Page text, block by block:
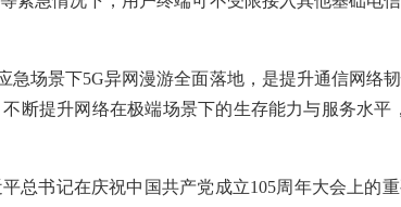
急场景下5G异网漫游全面落地，是提升通信网络
断提升网络在极端场景下的生存能力与服务水平
总书记在庆祝中国共产党成立105周年大会上的